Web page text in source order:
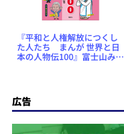
『平和と人権解放につくし
た人たち まんが 世界と日
本の人物伝100』富士山みえ
介
広告